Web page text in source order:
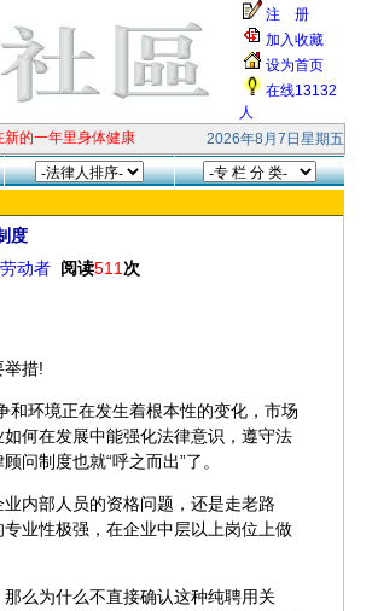
注 册
加入收藏
设为首页
在线13132
人
新的一年里身体健康、阖家快乐！ 本站受到大量的无
2026年8月7日星期五
度
劳动者 阅读511次
举措!
环境正在发生着根本性的变化，市场
何在发展中能强化法律意识，遵守法
问制度也就“呼之而出”了。
内部人员的资格问题，还是走老路
业性极强，在企业中层以上岗位上做
么为什么不直接确认这种纯聘用关